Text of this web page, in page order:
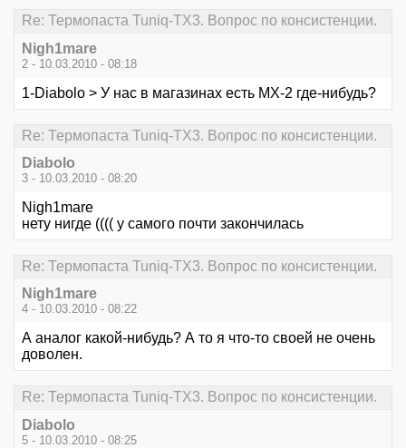
Re: Термопаста Tuniq-TX3. Вопрос по консистенции.
Nigh1mare
2 - 10.03.2010 - 08:18
1-Diabolo > У нас в магазинах есть МХ-2 где-нибудь?
Re: Термопаста Tuniq-TX3. Вопрос по консистенции.
Diabolo
3 - 10.03.2010 - 08:20
Nigh1mare
нету нигде (((( у самого почти закончилась
Re: Термопаста Tuniq-TX3. Вопрос по консистенции.
Nigh1mare
4 - 10.03.2010 - 08:22
А аналог какой-нибудь? А то я что-то своей не очень
доволен.
Re: Термопаста Tuniq-TX3. Вопрос по консистенции.
Diabolo
5 - 10.03.2010 - 08:25